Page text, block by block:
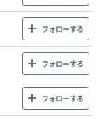
フォローする
フォローする
フォローする